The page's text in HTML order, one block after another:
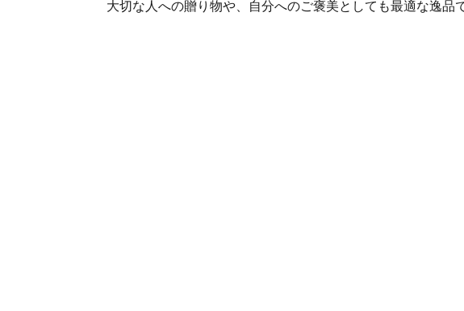
大切な人への贈り物や、自分へのご褒美としても最適な逸品